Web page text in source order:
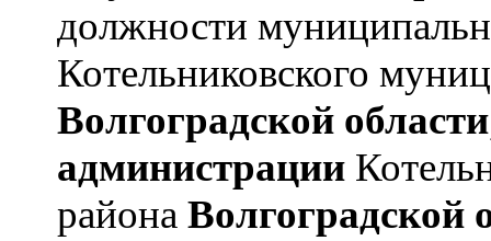
должности
Котельниковского
Волгоградской области
администрации
района Волгоградской